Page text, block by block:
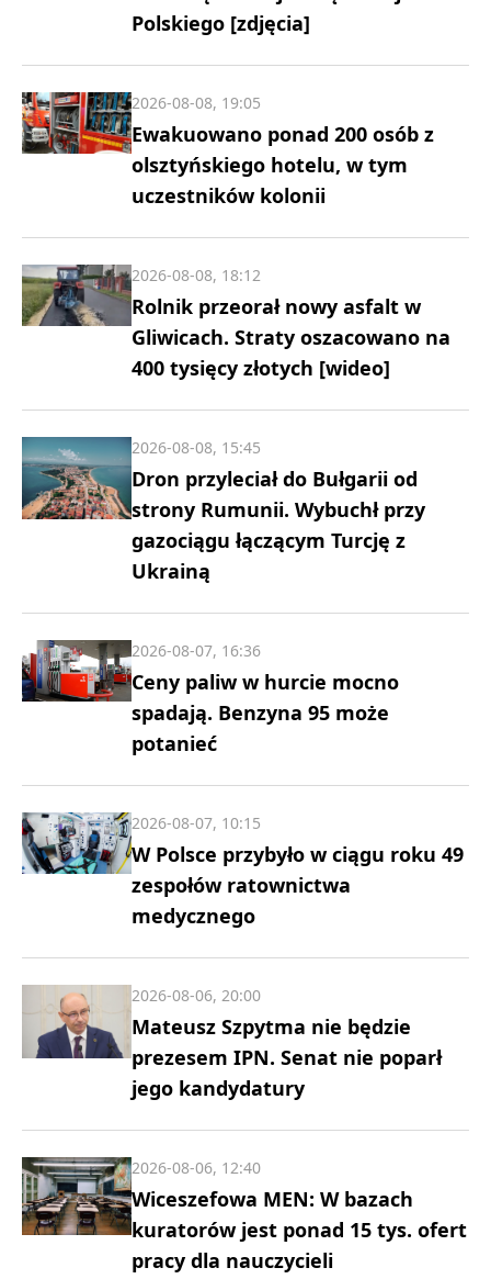
Polskiego [zdjęcia]
Ewakuowano ponad 200 osób z
olsztyńskiego hotelu, w tym
uczestników kolonii
2026-08-08, 19:05
Rolnik przeorał nowy asfalt w
Gliwicach. Straty oszacowano na
400 tysięcy złotych [wideo]
2026-08-08, 18:12
Dron przyleciał do Bułgarii od
strony Rumunii. Wybuchł przy
gazociągu łączącym Turcję z
Ukrainą
2026-08-08, 15:45
Ceny paliw w hurcie mocno
spadają. Benzyna 95 może
potanieć
2026-08-07, 16:36
W Polsce przybyło w ciągu roku 49
zespołów ratownictwa
medycznego
2026-08-07, 10:15
Mateusz Szpytma nie będzie
prezesem IPN. Senat nie poparł
jego kandydatury
2026-08-06, 20:00
Wiceszefowa MEN: W bazach
kuratorów jest ponad 15 tys. ofert
pracy dla nauczycieli
2026-08-06, 12:40